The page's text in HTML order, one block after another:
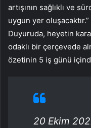
artışının sağlıklı ve
uygun yer oluşacaktır.”
Duyuruda, heyetin
odaklı bir çerçevede
özetinin 5 iş günü
20 Ekim